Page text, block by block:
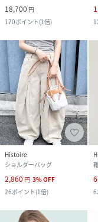
18,700 円
170ポイント(1倍)
Histoire
ショルダーバッグ
2,860 円 3%OFF
26ポイント(1倍)
6